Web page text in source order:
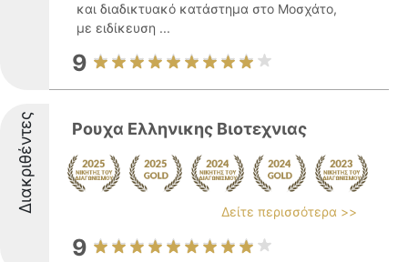
και διαδικτυακό κατάστημα στο Μοσχάτο,
με ειδίκευση ...
9
Διακριθέντες Ρουχα Ελληνικης Βιοτεχνιας
Δείτε περισσότερα >>
9